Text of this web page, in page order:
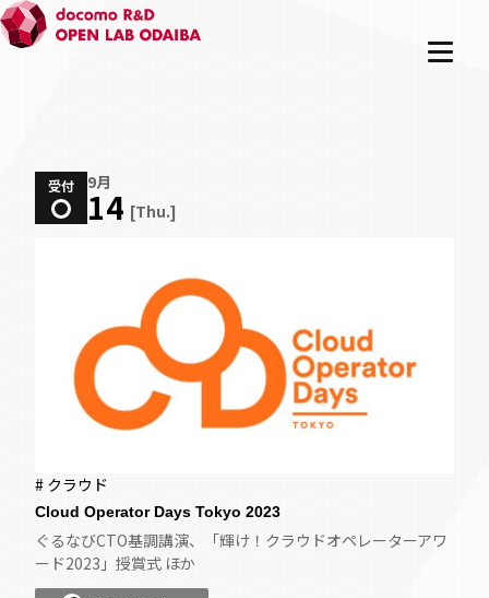
受付 9月
14 [Thu.]
# クラウド
Cloud Operator Days Tokyo 2023
ぐるなびCTO基調講演、「輝け！クラウドオペレーターアワ
ード2023」授賞式 ほか